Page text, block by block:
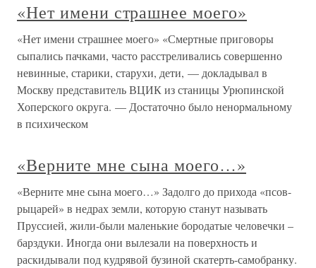
«Нет имени страшнее моего»
«Нет имени страшнее моего» «Смертные приговоры
сыпались пачками, часто расстреливались совершенно
невинные, старики, старухи, дети, — докладывал в
Москву представитель ВЦИК из станицы Урюпинской
Хоперского округа. — Достаточно было ненормальному
в психическом
«Верните мне сына моего…»
«Верните мне сына моего…» Задолго до прихода «псов-
рыцарей» в недрах земли, которую станут называть
Пруссией, жили-были маленькие бородатые человечки –
барздуки. Иногда они вылезали на поверхность и
раскидывали под кудрявой бузиной скатерть-самобранку.